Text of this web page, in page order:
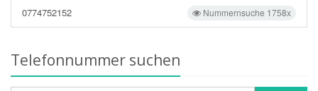
Nummernsuche 1758x
0774752152
Telefonnummer suchen